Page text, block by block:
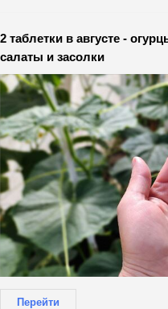
2 таблетки в августе -
салаты и засолки
Перейти